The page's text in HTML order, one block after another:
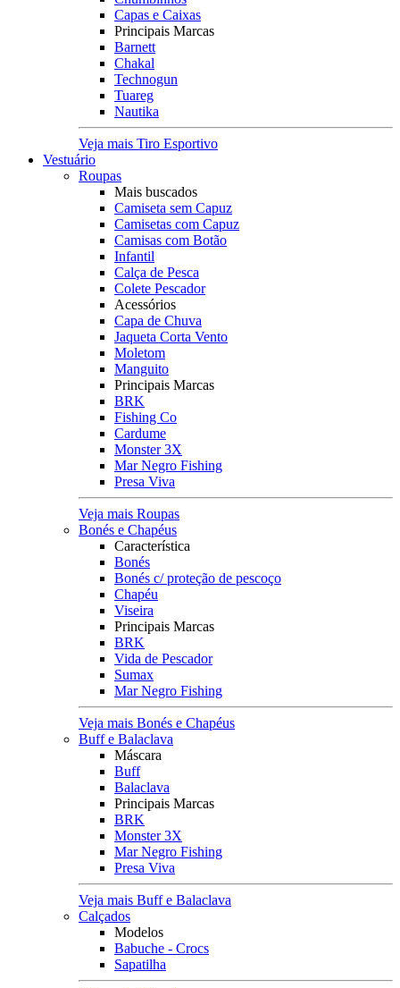
Capas e Caixas
Principais Marcas
Barnett
Chakal
Technogun
Tuareg
Nautika
Veja mais Tiro Esportivo
Vestuário
Roupas
Mais buscados
Camiseta sem Capuz
Camisetas com Capuz
Camisas com Botão
Infantil
Calça de Pesca
Colete Pescador
Acessórios
Capa de Chuva
Jaqueta Corta Vento
Moletom
Manguito
Principais Marcas
BRK
Fishing Co
Cardume
Monster 3X
Mar Negro Fishing
Presa Viva
Veja mais Roupas
Bonés e Chapéus
Característica
Bonés
Bonés c/ proteção de pescoço
Chapéu
Viseira
Principais Marcas
BRK
Vida de Pescador
Sumax
Mar Negro Fishing
Veja mais Bonés e Chapéus
Buff e Balaclava
Máscara
Buff
Balaclava
Principais Marcas
BRK
Monster 3X
Mar Negro Fishing
Presa Viva
Veja mais Buff e Balaclava
Calçados
Modelos
Babuche - Crocs
Sapatilha